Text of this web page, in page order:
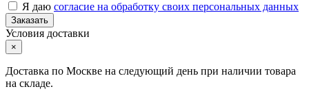
Я даю согласие на обработку своих персональных данных
Заказать
Условия доставки
×
Доставка по Москве на следующий день при наличии товара
на складе.